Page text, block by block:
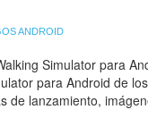
ANDROID
Simulator para
para Android de
de lanzamiento,